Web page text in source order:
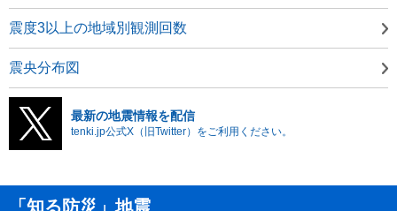
震度3以上の地域別観測回数
震央分布図
最新の地震情報を配信
tenki.jp公式X（旧Twitter）をご利用ください。
「知る防災」地震